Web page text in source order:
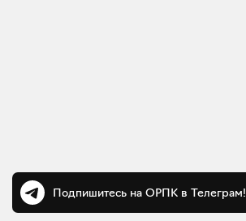
Подпишитесь на ОРПК в Телеграм!